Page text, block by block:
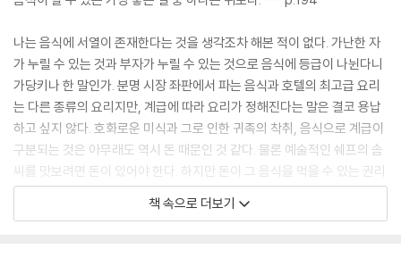
진 웹스터, 『키다리 아저씨』 | 폴 빌리어드, 『위그든 씨의 사탕가게』
알렉산드르 뒤마 피스, 『춘희』
나눔은 기적
오브리 데이비스, 『단추수프』 | 이자크 디네센, 『바베트의 만찬』
화요일엔 모두 팬케이크를
헬런 배너만, 『꼬마 검둥이 삼보』
나는 음식에 서열이 존재한다는 것을 생각조차 해본 적이 없다. 가난한 자
가 누릴 수 있는 것과 부자가 누릴 수 있는 것으로 음식에 등급이 나뉜다니
가당키나 한 말인가. 분명 시장 좌판에서 파는 음식과 호텔의 최고급 요리
는 다른 종류의 요리지만, 계급에 따라 요리가 정해진다는 말은 결코 용납
하고 싶지 않다. 호화로운 미식과 그로 인한 귀족의 착취, 음식으로 계급이
구분되는 것은 아무래도 역시 돈 때문인 것 같다. 물론 예술적인 쉐프의 솜
씨를 맛보려면 돈이 있어야 한다. 하지만 돈이 그 음식을 먹을 수 있는 권리
나 자격까지 정해주는 것은 아니다. 현실적인 문제 때문에 소비하지 못할
뿐이지, 원래부터 특정한 소비자가 정해져 있는 것은 아니라는 것이 나의
책 속으로 더보기